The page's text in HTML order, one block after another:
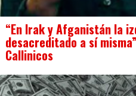
“En Irak y Afganistán la
desacreditado a sí
Callinicos